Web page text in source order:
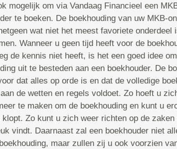
mogelijk om via Vandaag Financieel een
te boeken. De boekhouding van uw MKB-
wat niet het meest favoriete onderdeel
Wanneer u geen tijd heeft voor de
de kennis niet heeft, is het een goed idee
uit te besteden aan een boekhouder. De
dat alles op orde is en dat de volledige
de wetten en regels voldoet. Zo hoeft u
te maken om de boekhouding en kunt u
klopt. Zo kunt u zich weer richten op de zaken
vindt. Daarnaast zal een boekhouder niet
maar zullen zij u ook voorzien